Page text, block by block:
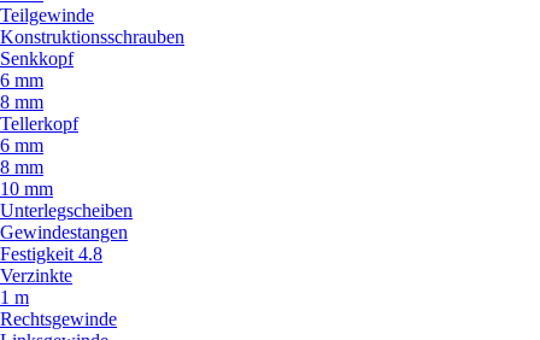
Teilgewinde
Konstruktionsschrauben
Senkkopf
6 mm
8 mm
Tellerkopf
6 mm
8 mm
10 mm
Unterlegscheiben
Gewindestangen
Festigkeit 4.8
Verzinkte
1 m
Rechtsgewinde